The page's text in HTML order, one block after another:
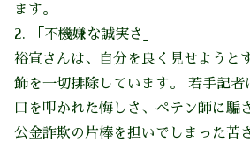
ます。
2. 「不機嫌な誠実さ」
裕宣さんは、自分を良く見せようと
飾を一切排除しています。 若手記者
口を叩かれた悔しさ、ペテン師に騙
公金詐欺の片棒を担いでしまった苦